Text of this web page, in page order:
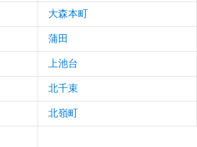
大森本町
蒲田
上池台
北千束
北嶺町